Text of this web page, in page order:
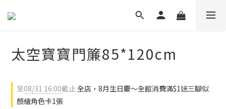
太空寶寶門簾85*120cm
至08/31 16:00截止全店，8月生日慶～全館消費滿$1送三腳似
顏繪角色卡1張